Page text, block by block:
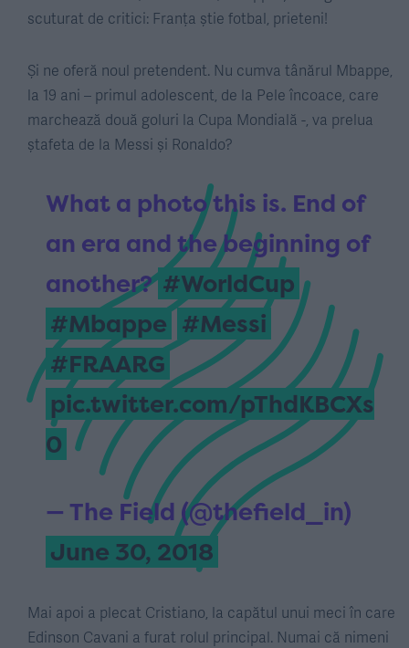
scuturat de critici: Franța știe fotbal, prieteni!
Și ne oferă noul pretendent. Nu cumva tânărul Mbappe,
la 19 ani – primul adolescent, de la Pele încoace, care
marchează două goluri la Cupa Mondială -, va prelua
ștafeta de la Messi și Ronaldo?
What a photo this is. End of
an era and the beginning of
another?#WorldCup
#Mbappe #Messi
#FRAARG
pic.twitter.com/pThdKBCXs
0
— The Field (@thefield_in)
June 30, 2018
Mai apoi a plecat Cristiano, la capătul unui meci în care
Edinson Cavani a furat rolul principal. Numai că nimeni